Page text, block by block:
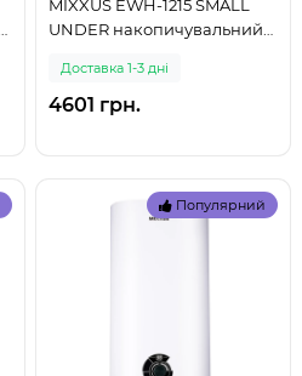
MIXXUS EWH-1215 SMALL
UNDER накопичувальний
(WH060 (999)
Доставка 1-3 дні
4601 грн.
Популярний